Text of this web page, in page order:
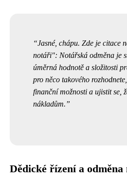
Jasné, chápu. Zde je citace
notáři": Notářská odměna je
úměrná hodnotě a složitosti
pro něco takového
finanční možnosti a ujistit se,
nákladům.
Dědické řízení a odměna